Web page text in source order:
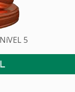
5